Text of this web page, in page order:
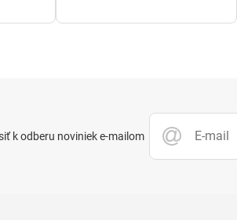
k odberu noviniek e-mailom